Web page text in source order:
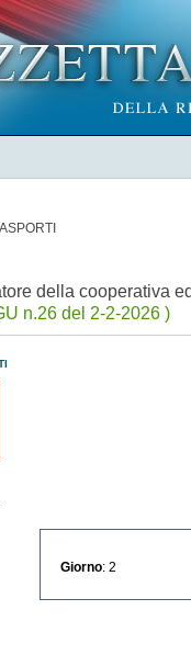
della cooperativa
n.26 del 2-2-2026 )
Giorno : 2